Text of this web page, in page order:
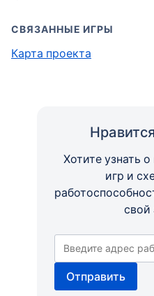
СВЯЗАННЫЕ ИГРЫ
Карта проекта
Хотите узнать
игр и
свой